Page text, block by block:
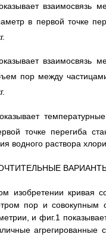
взаимосвязь
в первой точке
взаимосвязь
пор между
точке перегиба
водного раствора
изобретении кривая
пор и совокупным
и фиг.1
агрегированные